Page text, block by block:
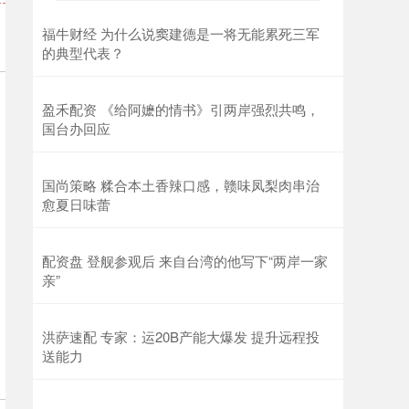
福牛财经 为什么说窦建德是一将无能累死三军
的典型代表？
盈禾配资 《给阿嬷的情书》引两岸强烈共鸣，
国台办回应
国尚策略 糅合本土香辣口感，赣味凤梨肉串治
愈夏日味蕾
配资盘 登舰参观后 来自台湾的他写下“两岸一家
亲”
洪萨速配 专家：运20B产能大爆发 提升远程投
送能力